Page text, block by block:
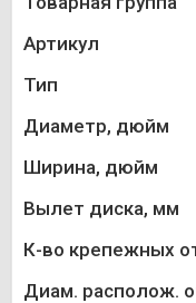
Артикул
Тип
Диаметр, дюйм
Ширина, дюйм
Вылет диска, мм
К-во крепежных
Диам. располож.